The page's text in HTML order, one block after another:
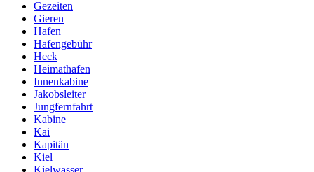
Gezeiten
Gieren
Hafen
Hafengebühr
Heck
Heimathafen
Innenkabine
Jakobsleiter
Jungfernfahrt
Kabine
Kai
Kapitän
Kiel